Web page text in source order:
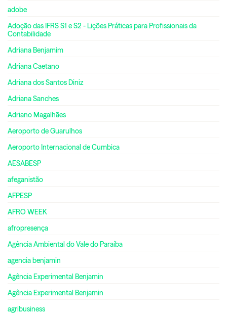
adobe
Adoção das IFRS S1 e S2 - Lições Práticas para Profissionais da
Contabilidade
Adriana Benjamim
Adriana Caetano
Adriana dos Santos Diniz
Adriana Sanches
Adriano Magalhães
Aeroporto de Guarulhos
Aeroporto Internacional de Cumbica
AESABESP
afeganistão
AFPESP
AFRO WEEK
afropresença
Agência Ambiental do Vale do Paraíba
agencia benjamin
Agência Experimental Benjamin
Agência Experimental Benjamin
agribusiness